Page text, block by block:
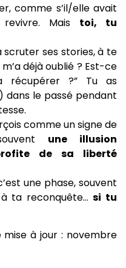
comme s’il/elle avait
Mais toi, tu
scruter ses stories, à te
déjà oublié ? Est-ce
récupérer ?” Tu as
dans le passé pendant
comme un signe de
une illusion
de sa liberté
une phase, souvent
ta reconquête…si tu
à jour : novembre